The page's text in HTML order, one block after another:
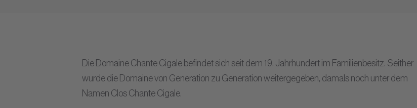
Die Domaine Chante Cigale befindet sich seit dem 19. Jahrhundert im Familienbesitz. Seither
wurde die Domaine von Generation zu Generation weitergegeben, damals noch unter dem
Namen Clos Chante Cigale.